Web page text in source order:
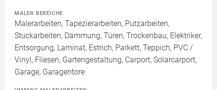
MALER BEREICHE
Malerarbeiten, Tapezierarbeiten, Putzarbeiten,
Stuckarbeiten, Dämmung, Türen, Trockenbau, Elektriker,
Entsorgung, Laminat, Estrich, Parkett, Teppich, PVC /
Vinyl, Fliesen, Gartengestaltung, Carport, Solarcarport,
Garage, Garagentore